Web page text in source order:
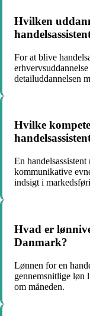
Hvilken
For at blive
detailuddannelsen
Hvilke
En
kommunikative
indsigt i
Hvad er
Danmark?
Lønnen for en
gennemsnitlige løn
om måneden.